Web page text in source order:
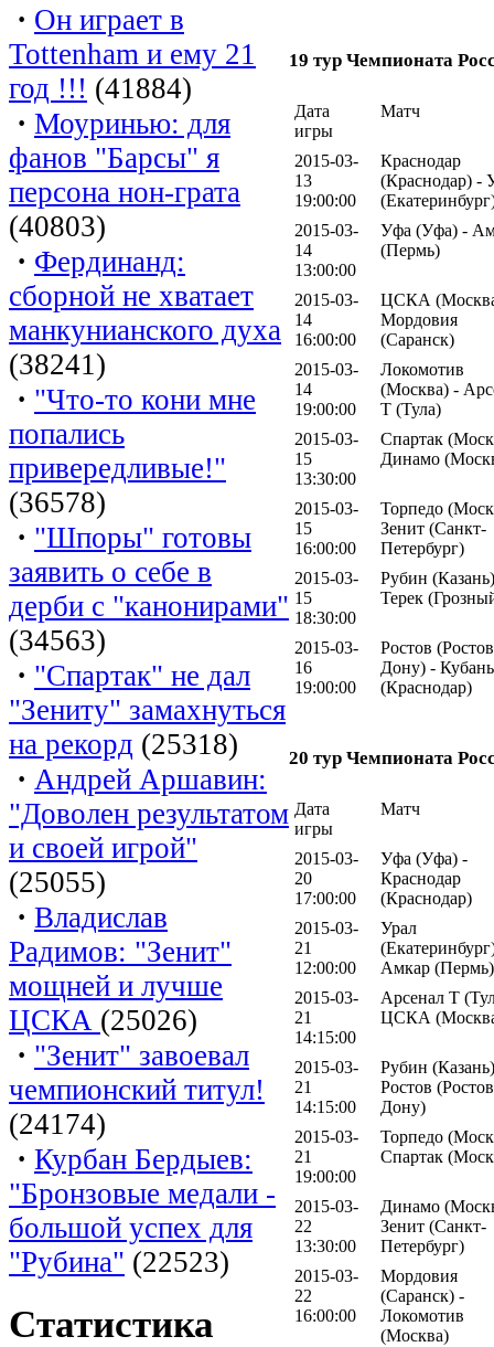
· Он играет в
Tottenham и ему 21
год !!! (41884)
· Моуринью: для
фанов "Барсы" я
персона нон-грата
(40803)
· Фердинанд:
сборной не хватает
манкунианского духа
(38241)
· "Что-то кони мне
попались
привередливые!"
(36578)
· "Шпоры" готовы
заявить о себе в
дерби с "канонирами"
(34563)
· "Спартак" не дал
"Зениту" замахнуться
на рекорд (25318)
· Андрей Аршавин:
"Доволен результатом
и своей игрой"
(25055)
· Владислав
Радимов: "Зенит"
мощней и лучше
ЦСКА (25026)
· "Зенит" завоевал
чемпионский титул!
(24174)
· Курбан Бердыев:
"Бронзовые медали -
большой успех для
"Рубина" (22523)
Статистика
19 тур Чемпионата
Дата
игры
Матч
2015-03-
13
19:00:00
Краснодар
(Краснодар) -
2015-03-
14
13:00:00
Уфа (Уфа) -
(Пермь)
2015-03-
14
16:00:00
ЦСКА
Мордовия
(Саранск)
2015-03-
14
19:00:00
Локомотив
(Москва) -
Т (Тула)
2015-03-
15
13:30:00
Спартак
Динамо
2015-03-
15
16:00:00
Торпедо
Зенит (Санкт-
Петербург)
2015-03-
15
18:30:00
Рубин
Терек
2015-03-
16
19:00:00
Ростов
Дону) - Кубань
(Краснодар)
20 тур Чемпионата
Дата
игры
Матч
2015-03-
20
17:00:00
Уфа (Уфа) -
Краснодар
(Краснодар)
2015-03-
21
12:00:00
Урал
Амкар (Пермь)
2015-03-
21
14:15:00
Арсенал Т
ЦСКА
2015-03-
21
14:15:00
Рубин
Ростов
Дону)
2015-03-
21
19:00:00
Торпедо
Спартак
2015-03-
22
13:30:00
Динамо
Зенит (Санкт-
Петербург)
2015-03-
22
16:00:00
Мордовия
(Саранск) -
Локомотив
(Москва)